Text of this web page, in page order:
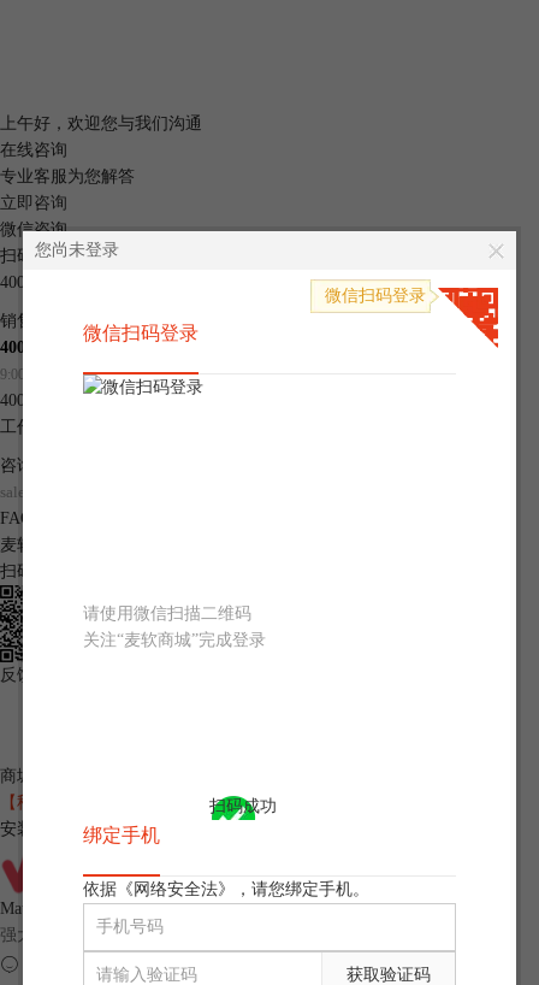
上午好， 欢迎您与我们沟通
在线咨询
专业客服为您解答
立即咨询
微信咨询
扫码快速咨询
400-8765-888
销售热线
400-8765-888 转 1
9:00~17:30（工作日）
400-8765-888
工作时间：9:00-20:30(工作日)
咨询邮箱
sales@makeding.com
FAQ
麦软商城
扫码关注麦软公众号
反馈问题
商城首页
【秒杀】60+正版软件1折起，今日限量抢！
安装包下载
您尚未登录
手机快捷登录
微信扫码登录
请使用微信扫描二维码
关注“麦软商城”完成登录
扫码成功
绑定手机
依据《网络安全法》，请您绑定手机。
获取验证码
微信扫码登录
微信扫码登录
MathType
强大的数学公式编辑器